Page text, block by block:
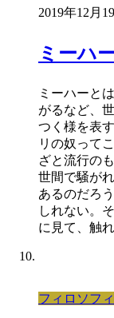
2019年12月
ミーハ
ミーハーと
がるなど、
つく様を表
リの奴って
ざと流行の
世間で騒が
あるのだろ
しれない。
に見て、触
フィロソフィ